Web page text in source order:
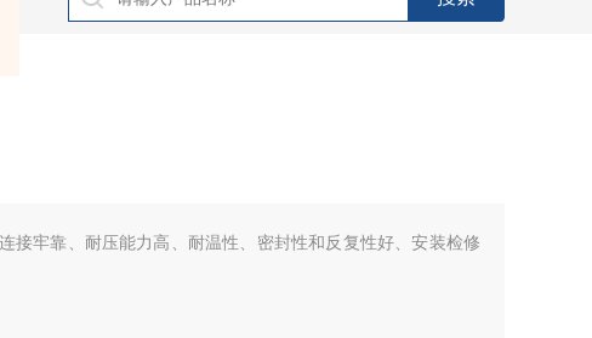
接牢靠、耐压能力高、耐温性、密封性和反复性好、安装检修